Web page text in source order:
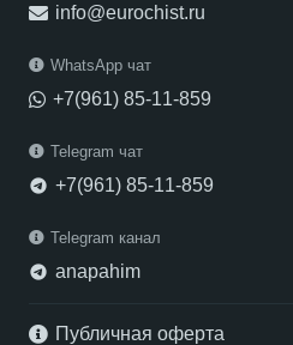
info@eurochist.ru
WhatsApp чат
+7(961) 85-11-859
Telegram чат
telegram +7(961) 85-11-859
Telegram канал
telegram anapahim
Публичная оферта